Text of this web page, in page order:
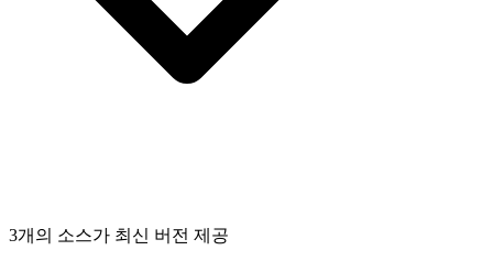
3개의 소스가 최신 버전 제공